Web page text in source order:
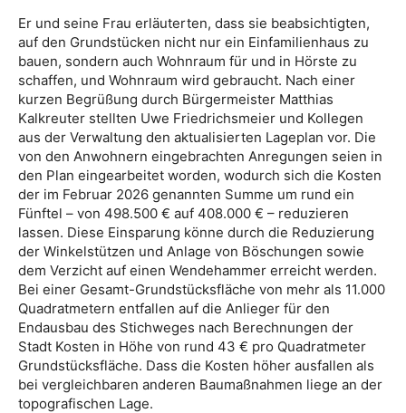
Er und seine Frau erläuterten, dass sie beabsichtigten,
auf den Grundstücken nicht nur ein Einfamilienhaus zu
bauen, sondern auch Wohnraum für und in Hörste zu
schaffen, und Wohnraum wird gebraucht. Nach einer
kurzen Begrüßung durch Bürgermeister Matthias
Kalkreuter stellten Uwe Friedrichsmeier und Kollegen
aus der Verwaltung den aktualisierten Lageplan vor. Die
von den Anwohnern eingebrachten Anregungen seien in
den Plan eingearbeitet worden, wodurch sich die Kosten
der im Februar 2026 genannten Summe um rund ein
Fünftel – von 498.500 € auf 408.000 € – reduzieren
lassen. Diese Einsparung könne durch die Reduzierung
der Winkelstützen und Anlage von Böschungen sowie
dem Verzicht auf einen Wendehammer erreicht werden.
Bei einer Gesamt-Grundstücksfläche von mehr als 11.000
Quadratmetern entfallen auf die Anlieger für den
Endausbau des Stichweges nach Berechnungen der
Stadt Kosten in Höhe von rund 43 € pro Quadratmeter
Grundstücksfläche. Dass die Kosten höher ausfallen als
bei vergleichbaren anderen Baumaßnahmen liege an der
topografischen Lage.